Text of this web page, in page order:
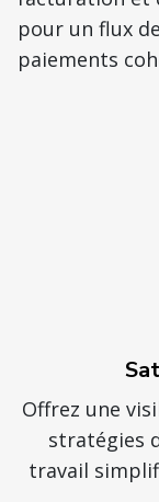
pour un flux
paiements
Offrez une
stratégies
travail